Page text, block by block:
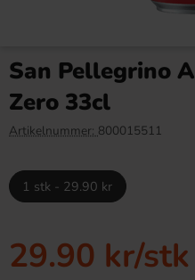
9.90 kr
Köp
San Pellegrino
Zero 33cl
Artikelnummer: 800015511
1 stk - 29.90 kr
29.90 kr/stk